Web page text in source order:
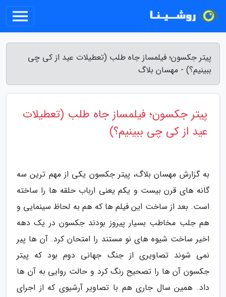
پیتر جکسون؛ فیلمساز جاه طلب (تعطیلات عید از کی چی
ببینیم؟) - مهسان بلاگ
پیتر جکسون؛ فیلمساز جاه طلب (تعطیلات
عید از کی چی ببینیم؟)
به گزارش مهسان بلاگ، پیتر جکسون یکی از مهم ترین سه
گانه های قرن بیست و یکم یعنی ارباب حلقه ها را ساخته
است. بعد از ساخت این فیلم ها که هم به لحاظ سینمایی و
هم جلب مخاطب بسیار پیروز بودند جکسون در یک دهه
اخیر ساخت شیوه های نو مستند را امتحان کرد. آن ها پیر
نمی شوند تصاویری از جنگ جهانی دوم بود که پیتر
جکسون آن ها را تصحیح رنگ کرد و حالت روایی به آن ها
داد. همین سال جاری هم با تصاویر آرشیوی که از اجرای